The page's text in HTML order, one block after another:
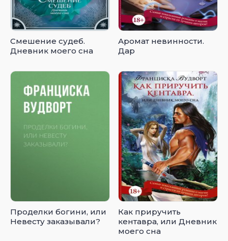
Смешение судеб.
Дневник моего сна
Аромат невинности.
Дар
Проделки богини, или
Невесту заказывали?
Как приручить
кентавра, или Дневник
моего сна